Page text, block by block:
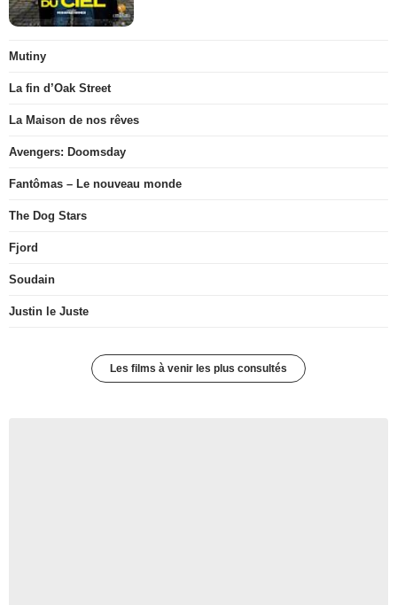
Mutiny
La fin d’Oak Street
La Maison de nos rêves
Avengers: Doomsday
Fantômas – Le nouveau monde
The Dog Stars
Fjord
Soudain
Justin le Juste
Les films à venir les plus consultés